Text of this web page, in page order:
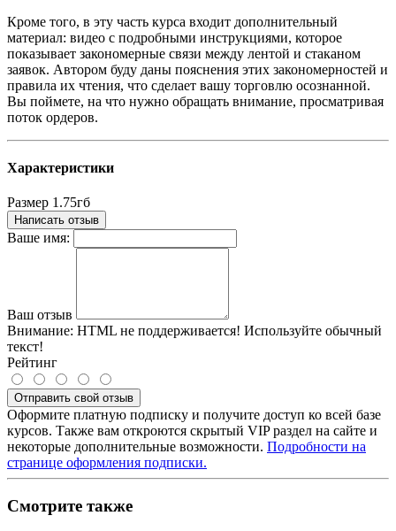
Кроме того, в эту часть курса входит дополнительный
материал: видео с подробными инструкциями, которое
показывает закономерные связи между лентой и стаканом
заявок. Автором буду даны пояснения этих закономерностей и
правила их чтения, что сделает вашу торговлю осознанной.
Вы поймете, на что нужно обращать внимание, просматривая
поток ордеров.
Характеристики
Размер 1.75гб
Написать отзыв
Ваше имя:
Ваш отзыв
Внимание: HTML не поддерживается! Используйте обычный
текст!
Рейтинг
Отправить свой отзыв
Оформите платную подписку и получите доступ ко всей базе
курсов. Также вам откроются скрытый VIP раздел на сайте и
некоторые дополнительные возможности. Подробности на
странице оформления подписки.
Смотрите также